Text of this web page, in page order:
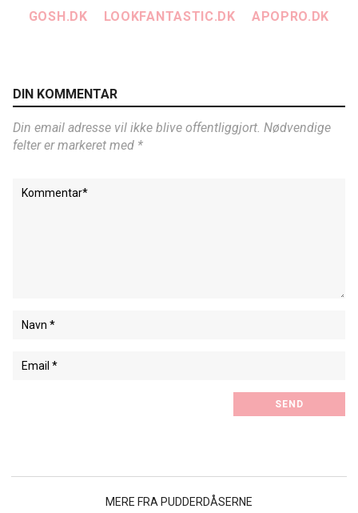
GOSH.DK
LOOKFANTASTIC.DK APOPRO.DK
DIN KOMMENTAR
Din email adresse vil ikke blive offentliggjort. Nødvendige
felter er markeret med *
MERE FRA PUDDERDÅSERNE